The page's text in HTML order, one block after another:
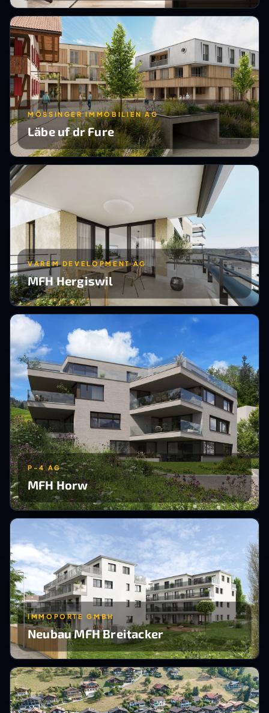
MÖSSINGER IMMOBILIEN AG
Läbe uf dr Fure
VAREM DEVELOPMENT AG
MFH Hergiswil
P-4 AG
MFH Horw
IMMOPORTE GMBH
Neubau MFH Breitacker